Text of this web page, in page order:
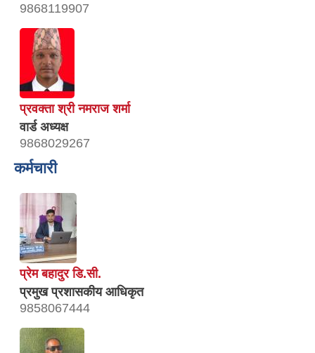
9868119907
प्रवक्ता श्री नमराज शर्मा
वार्ड अध्यक्ष
9868029267
कर्मचारी
प्रेम बहादुर डि.सी.
प्रमुख प्रशासकीय आधिकृत
9858067444